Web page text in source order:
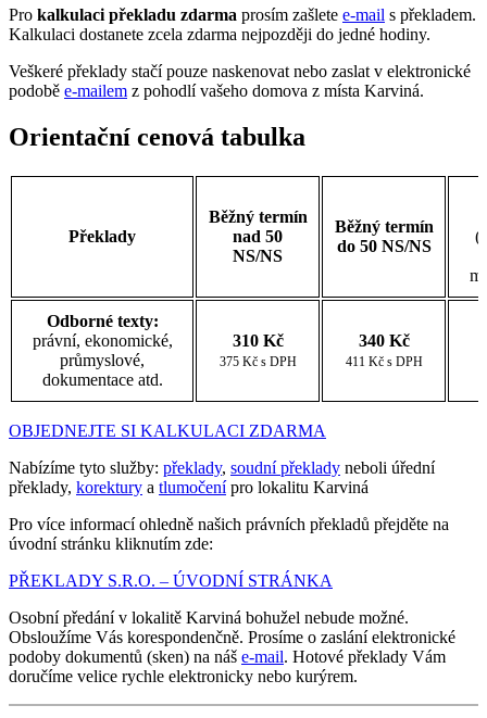
Pro kalkulaci překladu zdarma prosím zašlete e-mail s překladem.
Kalkulaci dostanete zcela zdarma nejpozději do jedné hodiny.
Veškeré překlady stačí pouze naskenovat nebo zaslat v elektronické
podobě e-mailem z pohodlí vašeho domova z místa Karviná.
Orientační cenová tabulka
Překlady
Běžný termín
nad 50
NS/NS
Běžný termín
do 50 NS/NS
Odborné texty:
právní, ekonomické,
průmyslové,
dokumentace atd.
310 Kč
375 Kč s DPH
340 Kč
411 Kč s DPH
OBJEDNEJTE SI KALKULACI ZDARMA
Nabízíme tyto služby: překlady, soudní překlady neboli úřední
překlady, korektury a tlumočenípro lokalitu Karviná
Pro více informací ohledně našich právních překladů přejděte na
úvodní stránku kliknutím zde:
PŘEKLADY S.R.O. – ÚVODNÍ STRÁNKA
Osobní předání v lokalitě Karviná bohužel nebude možné.
Obsloužíme Vás korespondenčně. Prosíme o zaslání elektronické
podoby dokumentů (sken) na náš e-mail. Hotové překlady Vám
doručíme velice rychle elektronicky nebo kurýrem.